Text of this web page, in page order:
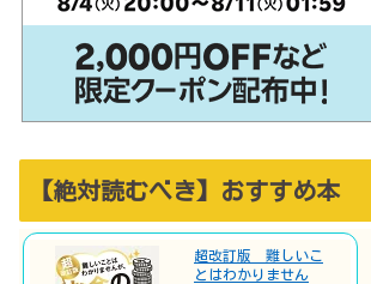
【絶対読むべき】おすすめ本
超改訂版 難しいこ
とはわかりません